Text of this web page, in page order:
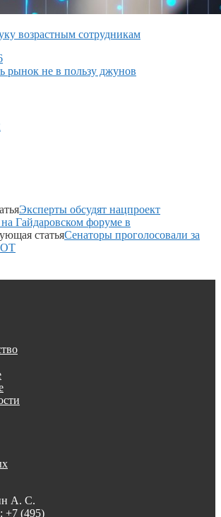
возрастным сотрудникам
рынок не в пользу джунов
Эксперты обсудят нацпроект
Гайдаровском форуме в
статьяСенаторы проголосовали за
А. С.
+7 (495)